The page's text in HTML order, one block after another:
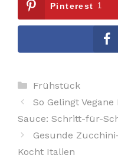
Pinterest 1
Kategorien
Frühstück
So Gelingt
Sauce: Schritt-für-
Gesunde
Kocht Italien